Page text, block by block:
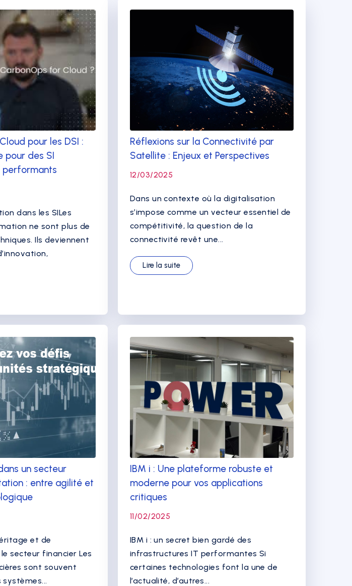
pour les DSI :
pour des SI
performants
dans les SILes
ne sont plus de
Ils deviennent
Réflexions sur la Connectivité par
Satellite : Enjeux et Perspectives
12/03/2025
Dans un contexte où la digitalisation
s’impose comme un vecteur essentiel de
compétitivité, la question de la
connectivité revêt une...
Lire la suite
un secteur
: entre agilité et
et de
secteur financier Les
sont souvent
IBM i : Une plateforme robuste et
moderne pour vos applications
critiques
11/02/2025
IBM i : un secret bien gardé des
infrastructures IT performantes Si
certaines technologies font la une de
l’actualité, d’autres...